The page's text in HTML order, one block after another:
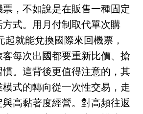
，不如說是在販售一種固定
式。用月付制取代單次購
起就能兌換國際來回機票，
每次出國都要重新比價、搶
。這背後更值得注意的，其
式的轉向從一次性交易，走
與高黏著度經營。對高頻往返